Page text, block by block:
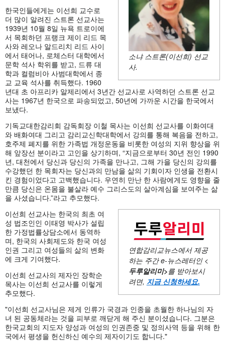
소냐 스트론(이선희) 선교
사.
한국인들에게는 이선희 교수로
더 많이 알려진 스트론 선교사는
1939년 10월 8일 뉴욕 트로이에
서 목회하던 프랭크 제이 리드 목
사와 레오나 알드리치 리드 사이
에서 태어나, 로체스터 대학에서
문학 석사 학위를 받고, 드류 대
학과 컬럼비아 사범대학에서 종
교 교육 석사를 취득했다. 1960
년대 초 아프리카 알제리에서 3년간 선교사로 사역하던 스트론 선교
사는 1967년 한국으로 파송되었고, 50년에 가까운 시간을 한국에서
보냈다.
기독교대한감리회 감독회장 이철 목사는 이선희 선교사를 이화여대
와 배화여대 그리고 감리교신학대학에서 강의를 통해 복음을 전하고,
호주제 폐지를 위한 가족법 개정운동을 비롯한 여성의 지위 향상을 위
해 앞장선 분이라고 고인을 상기하며, “지금으로부터 30년 전인 1990
년, 대천에서 당신과 당신의 가족을 만나고, 그해 가을 당신의 강의를
수강했던 한 목회자는 당신과의 만남을 삶의 기회이자 인생을 전환시
킨 경험이었다고 고백했습니다. 우연히 만난 한 사람에게도 영향을 줄
만큼 당신은 온몸을 불살라 예수 그리스도의 살아계심을 보여주는 삶
을 사셨습니다.”라고 추모했다.
연합감리교뉴스에서 제공
하는 주간e-뉴스레터인 <
두루알리미>를 받아보시
려면, 지금 신청하세요.
이선희 선교사는 한국의 최초 여
성 법조인인 이태영 박사가 설립
한 가정법률상담소에서 동역하
며, 한국의 사회제도와 한국 여성
인권 그리고 여성들의 삶의 변화
에 크게 기여했다.
이선희 선교사의 제자인 장학순
목사는 이선희 선교사를 이렇게
추모했다.
"이선희 선교사님은 제게 인류가 국경과 인종을 초월한 하나님의 자
녀 된 공동체라는 것을 피부로 깨닫게 해 주신 분이셨습니다. 그분은
한국교회의 지도자 양성과 여성의 인권존중 및 정의사역 등을 위해 한
국에서 평생을 헌신하신 예수의 제자이기도 합니다."